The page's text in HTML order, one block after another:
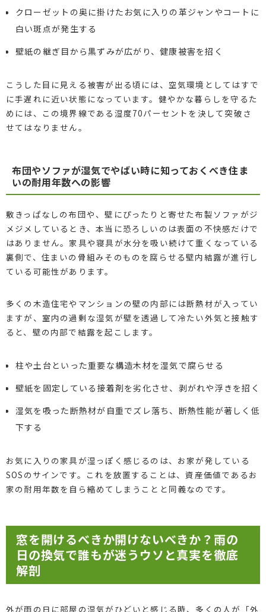
クローゼットの奥に掛けたお気に入りの革ジャンやコートに
白い斑点が発生する
壁紙の継ぎ目から黒ずみが広がり、健康被害を招く
こうした目に見える被害が出る頃には、空気環境としてはすで
に手遅れに近い状態になっています。健やかな暮らしを守るた
めには、この境界線である湿度70パーセントを決して突破さ
せてはなりません。
布団やソファが湿気でやばい時に知っておくべき住ま
いの耐用年数への影響
敷きっぱなしの布団や、壁にぴったりと寄せた布製ソファがジ
メジメしているとき、本当に恐ろしいのは表面の不快感だけで
はありません。家具や寝具が水分を吸い続けて重くなっている
裏側で、住まいの骨組みそのものを腐らせる壁内結露が進行し
ている可能性があります。
多くの木造住宅やマンションの壁の内部には断熱材が入ってい
ますが、室内の過剰な湿気が壁を透過して冷たい外気と接触す
ると、壁の内部で結露を起こします。
柱や土台といった重要な構造木材を湿気で腐らせる
壁紙を固定している接着剤を劣化させ、剥がれや浮きを招く
湿気を吸った断熱材が自重でズレ落ち、断熱性能が著しく低
下する
お気に入りの家具が湿っぽく感じるのは、お家が発している
SOSのサインです。これを放置することは、資産価値であるお
家の耐用年数を自ら縮めてしまうことと同義なのです。
窓を開けるべきか開けないべきか？雨の
日の換気で誰もが迷うウソと真実を徹底
解剖
外が雨の日に部屋の湿気がひどいと感じる時、多くの人が「外